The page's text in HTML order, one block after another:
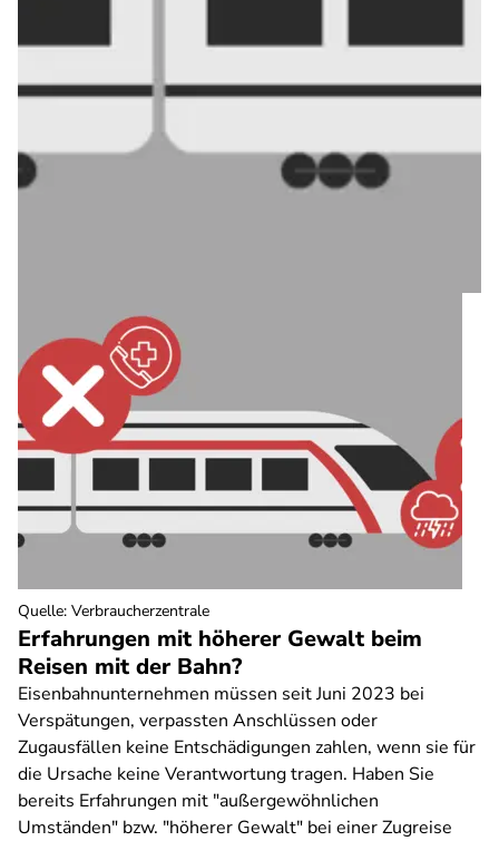
Erfahrungen mit höherer Gewalt beim
Reisen mit der Bahn?
Eisenbahnunternehmen müssen seit Juni 2023 bei
Verspätungen, verpassten Anschlüssen oder
Zugausfällen keine Entschädigungen zahlen, wenn sie für
die Ursache keine Verantwortung tragen. Haben Sie
bereits Erfahrungen mit "außergewöhnlichen
Umständen" bzw. "höherer Gewalt" bei einer Zugreise
Quelle: Verbraucherzentrale